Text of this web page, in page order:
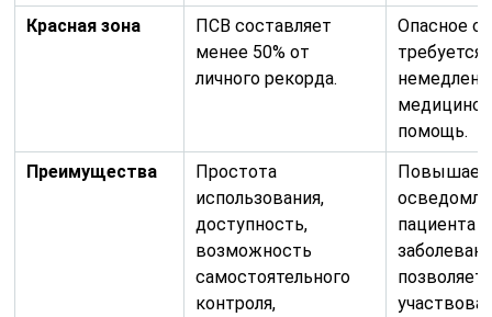
Красная зона
ПСВ составляет
менее 50% от
личного рекорда.
Опасное
требуется
помощь.
Преимущества
Простота
использования,
доступность,
возможность
самостоятельного
контроля,
Повышает
пациента
позволяет